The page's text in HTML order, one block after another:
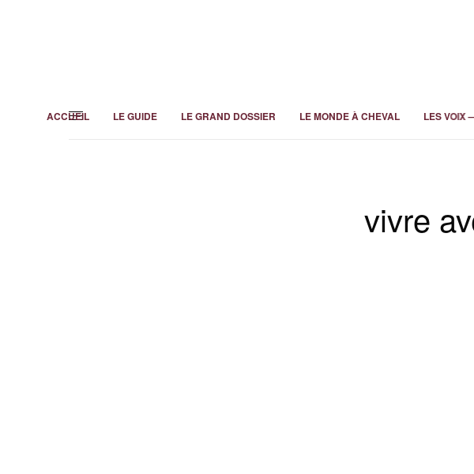
ACCUEIL LE GUIDE LE GRAND DOSSIER LE MONDE À CHEVAL LES VOIX
vivre